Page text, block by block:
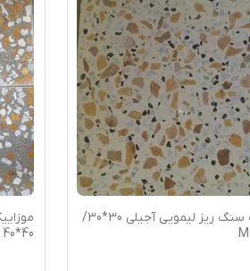
موزاییک سنگ ریز لیمویی آجیلی 30*30/
40*40 /کد:MZ-103